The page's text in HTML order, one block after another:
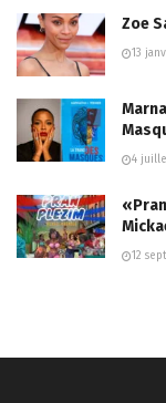
Zoe
13
4
12